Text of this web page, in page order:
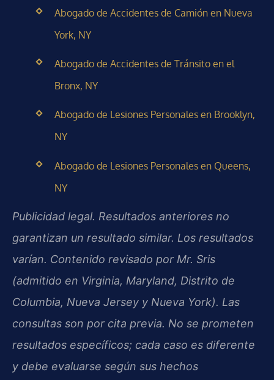
Abogado de Accidentes de Camión en Nueva
York, NY
Abogado de Accidentes de Tránsito en el
Bronx, NY
Abogado de Lesiones Personales en Brooklyn,
NY
Abogado de Lesiones Personales en Queens,
NY
Publicidad legal. Resultados anteriores no
garantizan un resultado similar. Los resultados
varían. Contenido revisado por Mr. Sris
(admitido en Virginia, Maryland, Distrito de
Columbia, Nueva Jersey y Nueva York). Las
consultas son por cita previa. No se prometen
resultados específicos; cada caso es diferente
y debe evaluarse según sus hechos